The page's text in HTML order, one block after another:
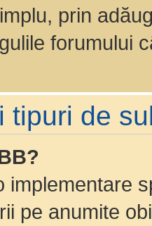
prin
forumului
tipuri de
implementare
pe anumite